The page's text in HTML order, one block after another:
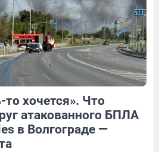
8 Обсудить
1 Обсудить
хочется». Что
атакованного БПЛА
в Волгограде —